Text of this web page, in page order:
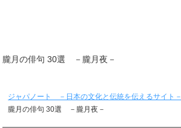
朧月の俳句 30選 －朧月夜－
ジャパノート －日本の文化と伝統を伝えるサイト－
朧月の俳句 30選 －朧月夜－